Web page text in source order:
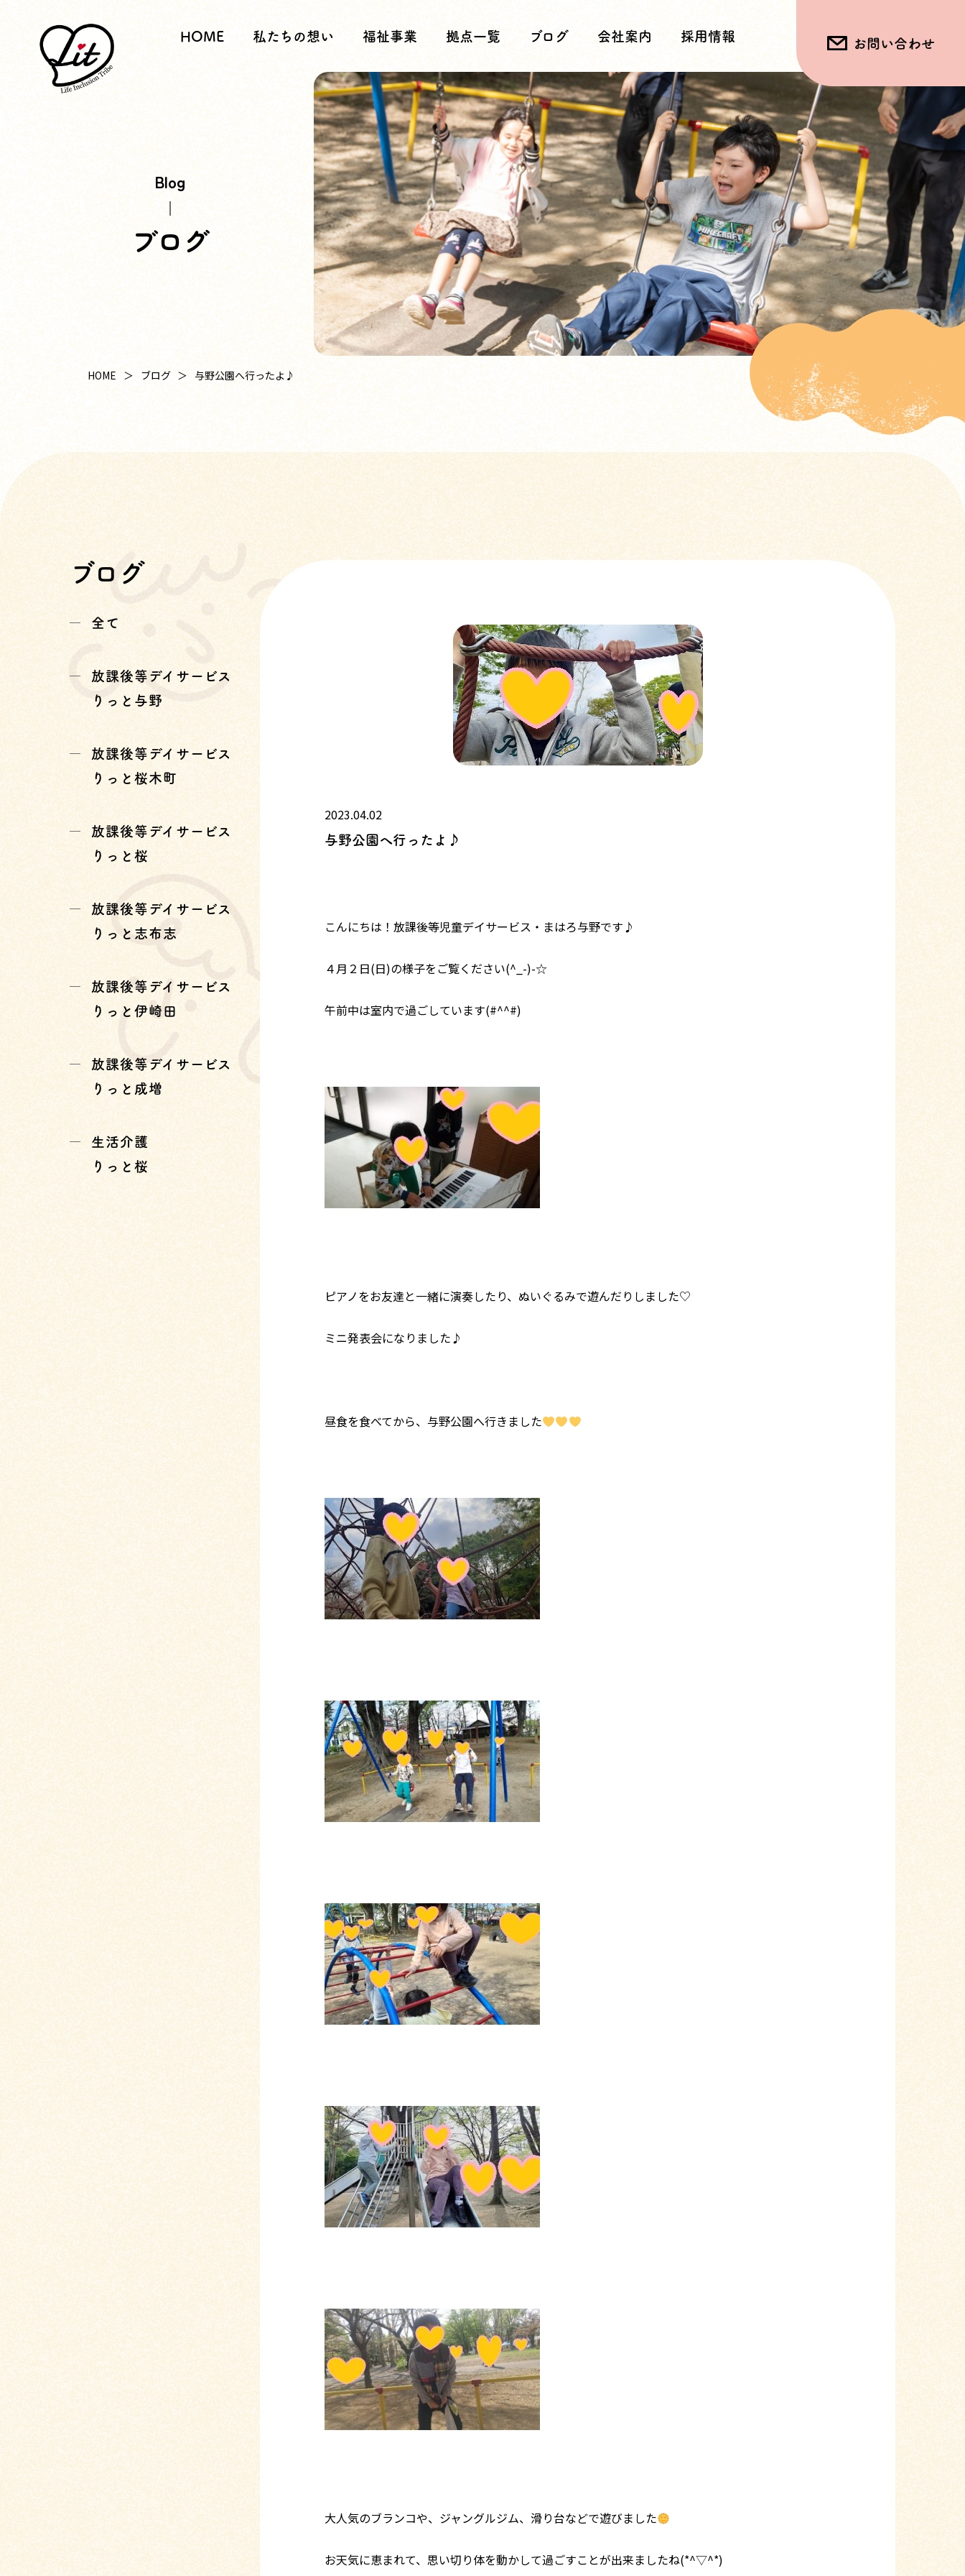
HOME 私たちの想い 福祉事業 拠点一覧 ブログ 会社案内 採用情報
お問い合わせ
Blog
ブログ
HOME ブログ 与野公園へ行ったよ♪
2023.04.02
与野公園へ行ったよ♪
こんにちは！放課後等児童デイサービス・まはろ与野です♪
４月２日(日)の様子をご覧ください(^_-)-☆
午前中は室内で過ごしています(#^^#)
ピアノをお友達と一緒に演奏したり、ぬいぐるみで遊んだりしました♡
ミニ発表会になりました♪
昼食を食べてから、与野公園へ行きました
大人気のブランコや、ジャングルジム、滑り台などで遊びました
お天気に恵まれて、思い切り体を動かして過ごすことが出来ましたね(*^▽^*)
ブログ
全て
放課後等デイサービス
りっと与野
放課後等デイサービス
りっと桜木町
放課後等デイサービス
りっと桜
放課後等デイサービス
りっと志布志
放課後等デイサービス
りっと伊崎田
放課後等デイサービス
りっと成増
生活介護
りっと桜